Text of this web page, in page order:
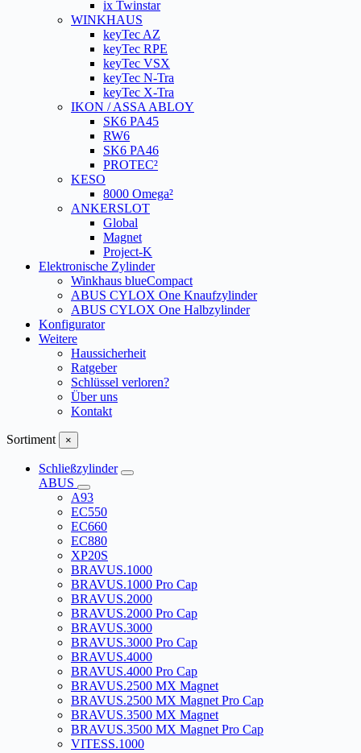
ix Twinstar
WINKHAUS
keyTec AZ
keyTec RPE
keyTec VSX
keyTec N-Tra
keyTec X-Tra
IKON / ASSA ABLOY
SK6 PA45
RW6
SK6 PA46
PROTEC²
KESO
8000 Omega²
ANKERSLOT
Global
Magnet
Project-K
Elektronische Zylinder
Winkhaus blueCompact
ABUS CYLOX One Knaufzylinder
ABUS CYLOX One Halbzylinder
Konfigurator
Weitere
Haussicherheit
Ratgeber
Schlüssel verloren?
Über uns
Kontakt
Sortiment ×
Schließzylinder
ABUS
A93
EC550
EC660
EC880
XP20S
BRAVUS.1000
BRAVUS.1000 Pro Cap
BRAVUS.2000
BRAVUS.2000 Pro Cap
BRAVUS.3000
BRAVUS.3000 Pro Cap
BRAVUS.4000
BRAVUS.4000 Pro Cap
BRAVUS.2500 MX Magnet
BRAVUS.2500 MX Magnet Pro Cap
BRAVUS.3500 MX Magnet
BRAVUS.3500 MX Magnet Pro Cap
VITESS.1000